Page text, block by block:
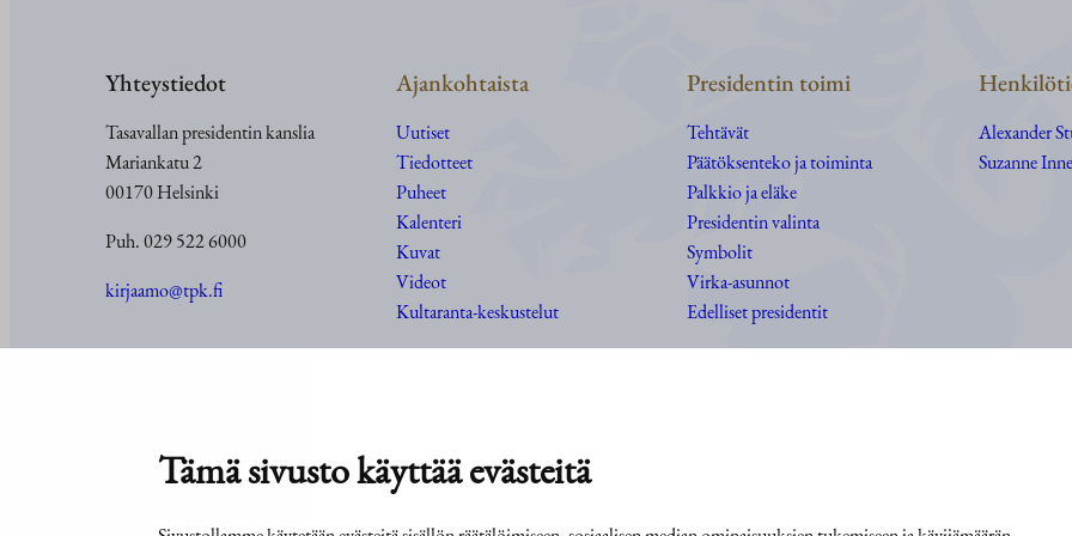
Tämä sivusto käyttää evästeitä
Yhteystiedot
Tasavallan presidentin kanslia
Mariankatu 2
00170 Helsinki
Puh. 029 522 6000
kirjaamo@tpk.fi
Ajankohtaista
Uutiset
Tiedotteet
Puheet
Kalenteri
Kuvat
Videot
Kultaranta-keskustelut
Presidentin toimi
Tehtävät
Päätöksenteko ja toiminta
Palkkio ja eläke
Presidentin valinta
Symbolit
Virka-asunnot
Edelliset presidentit
Alexander
Suzanne